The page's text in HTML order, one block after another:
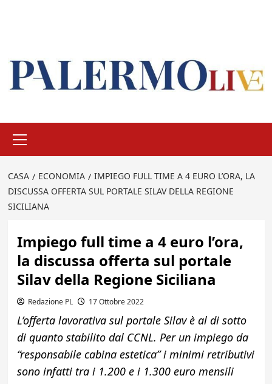
principale
CASA ECONOMIA
IMPIEGO FULL TIME A 4 EURO L’ORA, LA
DISCUSSA OFFERTA SUL PORTALE SILAV DELLA REGIONE
SICILIANA
Impiego full time a 4 euro l’ora,
la discussa offerta sul portale
Silav della Regione Siciliana
Redazione PL 17 Ottobre 2022
L’offerta lavorativa sul portale Silav è al di sotto
di quanto stabilito dal CCNL. Per un impiego da
“responsabile cabina estetica” i minimi retributivi
sono infatti tra i 1.200 e i 1.300 euro mensili